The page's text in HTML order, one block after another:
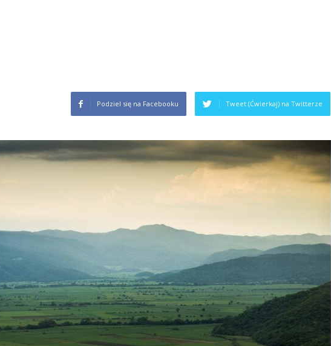
Podziel się na Facebooku Tweet (Ćwierkaj) na Twitterze